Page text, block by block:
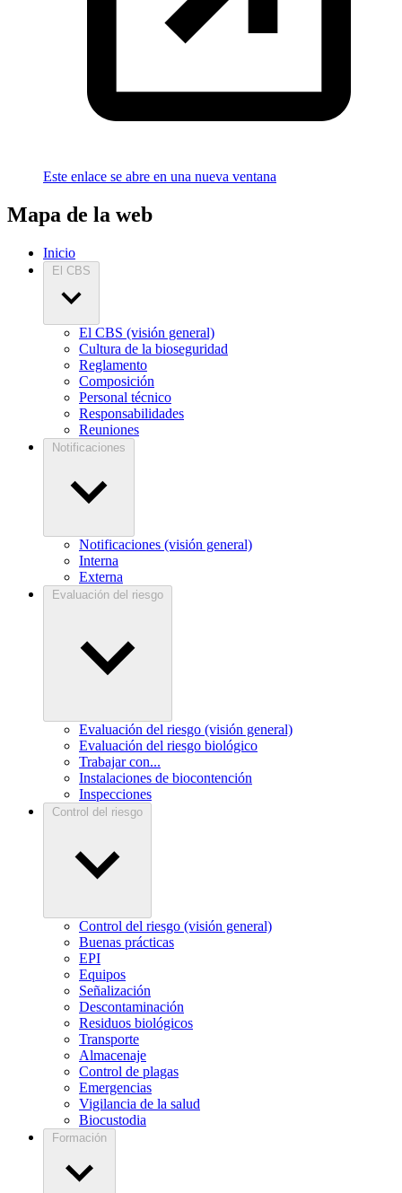
Este enlace se abre en una nueva ventana
Mapa de la web
Inicio
El CBS
El CBS (visión general)
Cultura de la bioseguridad
Reglamento
Composición
Personal técnico
Responsabilidades
Reuniones
Notificaciones
Notificaciones (visión general)
Interna
Externa
Evaluación del riesgo
Evaluación del riesgo (visión general)
Evaluación del riesgo biológico
Trabajar con...
Instalaciones de biocontención
Inspecciones
Control del riesgo
Control del riesgo (visión general)
Buenas prácticas
EPI
Equipos
Señalización
Descontaminación
Residuos biológicos
Transporte
Almacenaje
Control de plagas
Emergencias
Vigilancia de la salud
Biocustodia
Formación